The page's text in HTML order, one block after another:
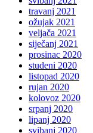
travanj 2021
ožujak 2021
veljača 2021
siječanj 2021
prosinac 2020
studeni 2020
listopad 2020
rujan 2020
kolovoz 2020
srpanj 2020
lipanj 2020
svibanj 2020